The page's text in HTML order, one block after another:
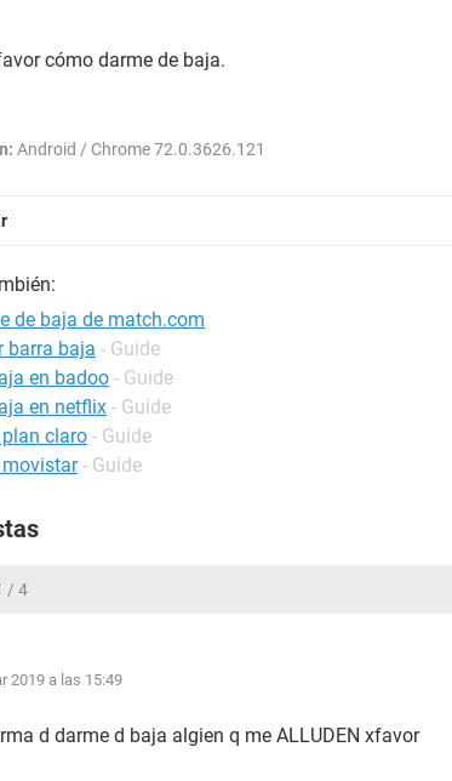
cómo darme de baja.
Android / Chrome 72.0.3626.121
de baja de match.com
barra baja - Guide
en badoo - Guide
en netflix - Guide
claro - Guide
- Guide
/ 4
2019 a las 15:49
d darme d baja algien q me ALLUDEN xfavor